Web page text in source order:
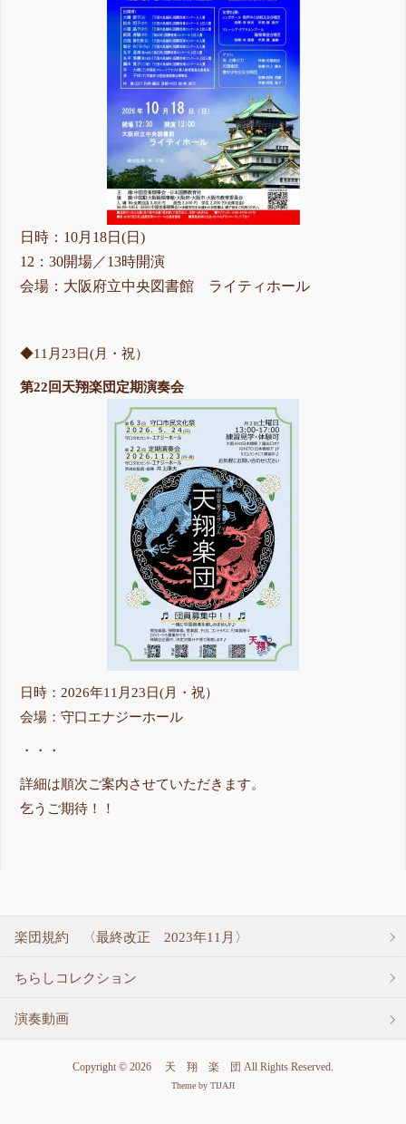
日時：10月18日(日)
12：30開場／13時開演
会場：大阪府立中央図書館 ライティホール
◆11月23日(月・祝）
第22回天翔楽団定期演奏会
日時：2026年11月23日(月・祝）
会場：守口エナジーホール
・・・
詳細は順次ご案内させていただきます。
乞うご期待！！
楽団規約 〈最終改正 2023年11月〉
ちらしコレクション
演奏動画
Copyright © 2026 天 翔 楽 団 All Rights Reserved.
Theme by TIJAJI